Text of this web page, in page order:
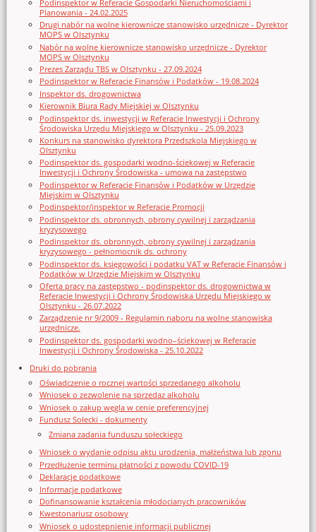
Podinspektor w Referacie Gospodarki Nieruchomościami i
Planowania - 24.02.2025
Drugi nabór na wolne kierownicze stanowisko urzędnicze - Dyrektor
MOPS w Olsztynku
Nabór na wolne kierownicze stanowisko urzędnicze - Dyrektor
MOPS w Olsztynku
Prezes Zarządu TBS w Olsztynku - 27.09.2024
Podinspektor w Referacie Finansów i Podatków - 19.08.2024
Inspektor ds. drogownictwa
Kierownik Biura Rady Miejskiej w Olsztynku
Podinspektor ds. inwestycji w Referacie Inwestycji i Ochrony
Środowiska Urzędu Miejskiego w Olsztynku - 25.09.2023
Konkurs na stanowisko dyrektora Przedszkola Miejskiego w
Olsztynku
Podinspektor ds. gospodarki wodno-ściekowej w Referacie
Inwestycji i Ochrony Środowiska - umowa na zastępstwo
Podinspektor w Referacie Finansów i Podatków w Urzędzie
Miejskim w Olsztynku
Podinspektor/inspektor w Referacie Promocji
Podinspektor ds. obronnych, obrony cywilnej i zarządzania
kryzysowego
Podinspektor ds. obronnych, obrony cywilnej i zarządzania
kryzysowego - pełnomocnik ds. ochrony
Podinspektor ds. księgowości i podatku VAT w Referacie Finansów i
Podatków w Urzędzie Miejskim w Olsztynku
Oferta pracy na zastępstwo - podinspektor ds. drogownictwa w
Referacie Inwestycji i Ochrony Środowiska Urzędu Miejskiego w
Olsztynku - 26.07.2022
Zarządzenie nr 9/2009 - Regulamin naboru na wolne stanowiska
urzędnicze.
Podinspektor ds. gospodarki wodno–ściekowej w Referacie
Inwestycji i Ochrony Środowiska - 25.10.2022
Druki do pobrania
Oświadczenie o rocznej wartości sprzedanego alkoholu
Wniosek o zezwolenie na sprzedaz alkoholu
Wniosek o zakup węgla w cenie preferencyjnej
Fundusz Sołecki - dokumenty
Zmiana zadania funduszu sołeckiego
Wniosek o wydanie odpisu aktu urodzenia, małżeństwa lub zgonu
Przedłużenie terminu płatności z powodu COVID-19
Deklaracje podatkowe
Informacje podatkowe
Dofinansowanie kształcenia młodocianych pracowników
Kwestonariusz osobowy
Wniosek o udostępnienie informacji publicznej